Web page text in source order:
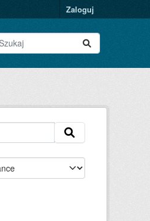
Zaloguj